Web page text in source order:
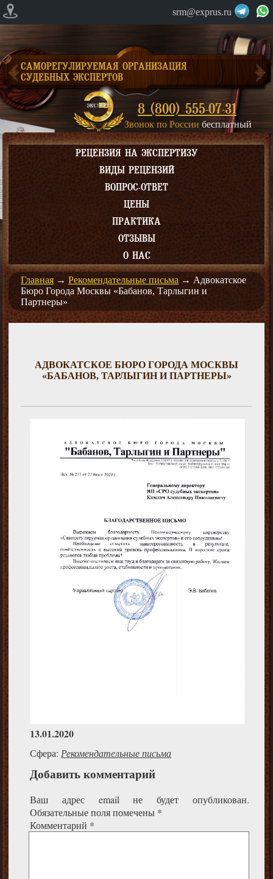
srm@exprus.ru
САМОРЕГУЛИРУЕМАЯ ОРГАНИЗАЦИЯ
СУДЕБНЫХ ЭКСПЕРТОВ
8 (800) 555-07-31
Звонок по России бесплатный
РЕЦЕНЗИЯ НА ЭКСПЕРТИЗУ
ВИДЫ РЕЦЕНЗИЙ
ВОПРОС-ОТВЕТ
ЦЕНЫ
ПРАКТИКА
ОТЗЫВЫ
О НАС
Главная → Рекомендательные письма → Адвокатское
Бюро Города Москвы «Бабанов, Тарлыгин и
Партнеры»
АДВОКАТСКОЕ БЮРО ГОРОДА МОСКВЫ
«БАБАНОВ, ТАРЛЫГИН И ПАРТНЕРЫ»
13.01.2020
Сфера: Рекомендательные письма
Добавить комментарий
Ваш адрес email не будет опубликован.
Обязательные поля помечены *
Комментарий *